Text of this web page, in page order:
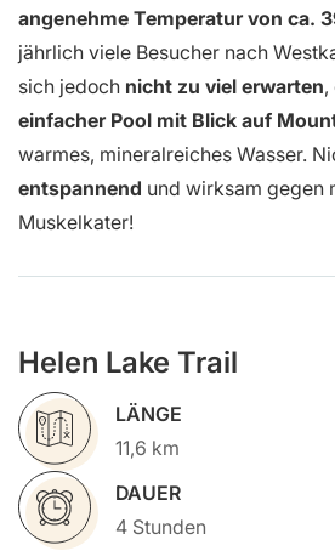
angenehme Temperatur von ca.
jährlich viele Besucher nach
sich jedoch nicht zu viel erwarten,
einfacher Pool mit Blick auf
warmes, mineralreiches Wasser.
entspannend und wirksam gegen
Muskelkater!
Helen Lake Trail
LÄNGE
11,6 km
DAUER
4 Stunden